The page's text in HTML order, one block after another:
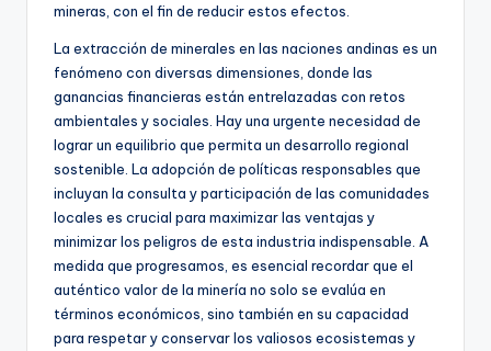
mineras, con el fin de reducir estos efectos.
La extracción de minerales en las naciones andinas es un
fenómeno con diversas dimensiones, donde las
ganancias financieras están entrelazadas con retos
ambientales y sociales. Hay una urgente necesidad de
lograr un equilibrio que permita un desarrollo regional
sostenible. La adopción de políticas responsables que
incluyan la consulta y participación de las comunidades
locales es crucial para maximizar las ventajas y
minimizar los peligros de esta industria indispensable. A
medida que progresamos, es esencial recordar que el
auténtico valor de la minería no solo se evalúa en
términos económicos, sino también en su capacidad
para respetar y conservar los valiosos ecosistemas y